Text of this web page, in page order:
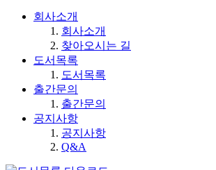
회사소개
회사소개
찾아오시는 길
도서목록
도서목록
출간문의
출간문의
공지사항
공지사항
Q&A